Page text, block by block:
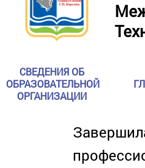
СВЕДЕНИЯ ОБ
ОБРАЗОВАТЕЛЬНОЙ
ОРГАНИЗАЦИИ